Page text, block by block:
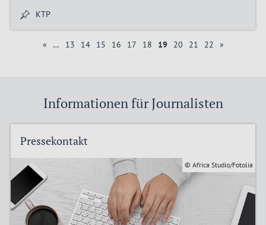
KTP
« … 13 14 15 16 17 18 19 20 21 22 »
Informationen für Journalisten
Pressekontakt
© Africa Studio/Fotolia